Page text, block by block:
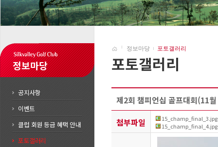
정보마당
공지사항
이벤트
클럽 회원 등급 혜택 안내
포토갤러리
정보마당 포토갤러리
포토갤러리
제2회 챔피언십 골프대회(11
첨부파일
15_champ_final_3.jpg
15_champ_final_4.jpg